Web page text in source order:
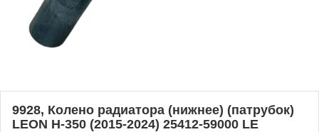
9928, Колено радиатора (нижнее) (патрубок)
LEON H-350 (2015-2024) 25412-59000 LE